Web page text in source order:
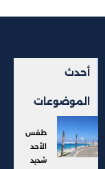
أحدث
الموضوعات
طقس
الأحد
شديد